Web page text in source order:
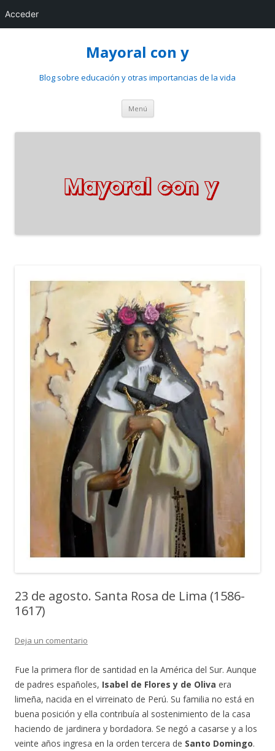
Acceder
Mayoral con y
Blog sobre educación y otras importancias de la vida
Menú Saltar
contenido
23 de agosto. Santa Rosa de Lima (1586-
1617)
Deja un comentario
Fue la primera flor de santidad en la América del Sur. Aunque
de padres españoles, Isabel de Flores y de Oliva era
limeña, nacida en el virreinato de Perú. Su familia no está en
buena posición y ella contribuía al sostenimiento de la casa
haciendo de jardinera y bordadora. Se negó a casarse y a los
veinte años ingresa en la orden tercera de Santo Domingo.